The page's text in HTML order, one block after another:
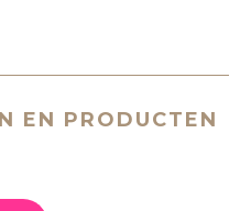
EN PRODUCTEN